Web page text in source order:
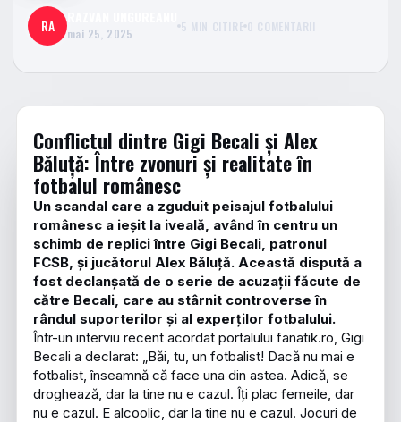
RA mai 25, 2025 5 MIN CITIRE 0 COMENTARII
Conflictul dintre Gigi Becali și Alex
Băluță: Între zvonuri și realitate în
fotbalul românesc
Un scandal care a zguduit peisajul fotbalului
românesc a ieșit la iveală, având în centru un
schimb de replici între Gigi Becali, patronul
FCSB, și jucătorul Alex Băluță. Această dispută a
fost declanșată de o serie de acuzații făcute de
către Becali, care au stârnit controverse în
rândul suporterilor și al experților fotbalului.
Într-un interviu recent acordat portalului fanatik.ro, Gigi
Becali a declarat: „Băi, tu, un fotbalist! Dacă nu mai e
fotbalist, înseamnă că face una din astea. Adică, se
droghează, dar la tine nu e cazul. Îți plac femeile, dar
nu e cazul. E alcoolic, dar la tine nu e cazul. Jocuri de